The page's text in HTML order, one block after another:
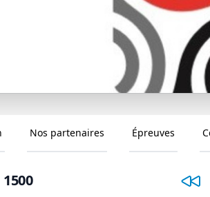
Nos partenaires Épreuves
1500